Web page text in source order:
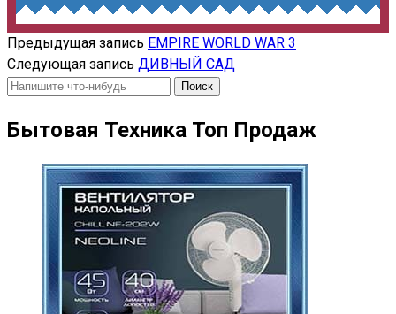
Предыдущая запись EMPIRE WORLD WAR 3
Следующая запись ДИВНЫЙ САД
Искать:
Бытовая Техника Топ Продаж